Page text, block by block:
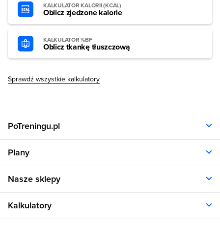
KALKULATOR KALORII (KCAL)
Oblicz zjedzone kalorie
KALKULATOR %BF
Oblicz tkankę tłuszczową
Sprawdź wszystkie kalkulatory
PoTreningu.pl
Polityka prywatności
Regulamin
RODO
Aplikacja
Dane kontaktowe
Plany
Plany dla kobiet
Plany dla mężczyzn
Plany dietetyczne
Plany treningowe
Nasze sklepy
Allnutrition.pl
Allnutrition.cz
Kalkulatory